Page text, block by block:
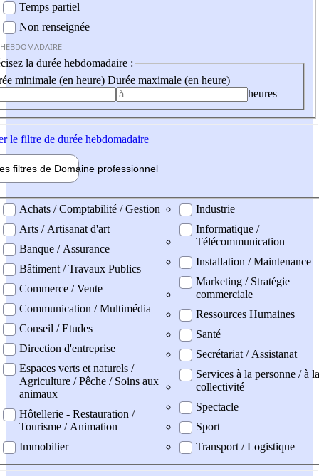
Temps partiel
Non renseignée
la durée hebdomadaire :
minimale (en heure) Durée maximale (en heure)
heures
le filtre de durée hebdomadaire
filtres de Domaine professionnel
professionel
Achats / Comptabilité / Gestion
Arts / Artisanat d'art
Banque / Assurance
Bâtiment / Travaux Publics
Commerce / Vente
Communication / Multimédia
Conseil / Etudes
Direction d'entreprise
Espaces verts et naturels /
Agriculture / Pêche / Soins aux
animaux
Hôtellerie - Restauration /
Tourisme / Animation
Immobilier
Industrie
Informatique /
Télécommunication
Installation / Maintenance
Marketing / Stratégie
commerciale
Ressources Humaines
Santé
Secrétariat / Assistanat
Services à la personne / à la
collectivité
Spectacle
Sport
Transport / Logistique